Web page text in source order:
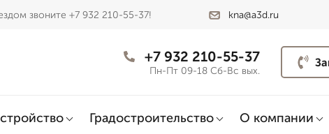
звоните +7 932 210-55-37! kna@a3d.ru
+7 932 210-55-37
Пн-Пт 09-18 Сб-Вс вых.
Градостроительство О компании